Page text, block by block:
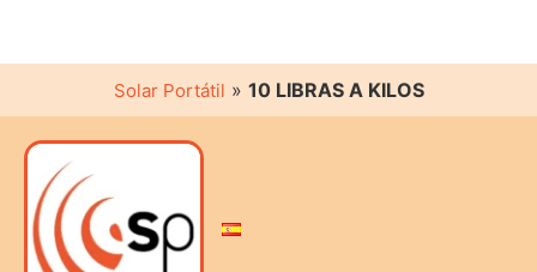
Solar Portátil » 10 LIBRAS A KILOS